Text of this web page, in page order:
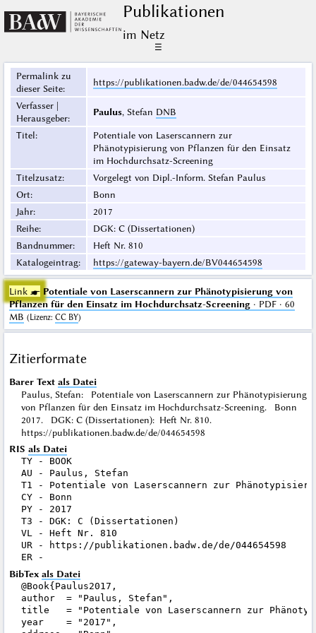
Publikationen
im Netz
☰
Permalink zu
dieser Seite:
https://publikationen.badw.de/de/044654598
Verfasser |
Herausgeber:
Paulus, Stefan DNB
Titel:
Potentiale von Laserscannern zur
Phänotypisierung von Pflanzen für den Einsatz
im Hochdurchsatz-Screening
Titelzusatz:
Vorgelegt von Dipl.-Inform. Stefan Paulus
Ort:
Bonn
Jahr:
2017
Reihe:
DGK: C (Dissertationen)
Bandnummer:
Heft Nr. 810
Katalogeintrag: https://gateway-bayern.de/BV044654598
Link ☛ Potentiale von Laserscannern zur Phänotypisierung von
Pflanzen für den Einsatz im Hochdurchsatz-Screening· PDF · 60
MB (Lizenz: CC BY)
Zitierformate
Barer Text als Datei
Paulus, Stefan: Potentiale von Laserscannern zur Phänotypisierung
von Pflanzen für den Einsatz im Hochdurchsatz-Screening. Bonn
2017. DGK: C (Dissertationen): Heft Nr. 810.
https://publikationen.badw.de/de/044654598
RIS als Datei
TY - BOOK
AU - Paulus, Stefan
T1 - Potentiale von Laserscannern zur
CY - Bonn
PY - 2017
T3 - DGK: C (Dissertationen)
VL - Heft Nr. 810
UR - https://publikationen.badw.de/de/044654598
BibTex als Datei
@Book{Paulus2017,
author  = "Paulus, Stefan",
title   = "Potentiale von Laserscannern zur
year    = "2017",